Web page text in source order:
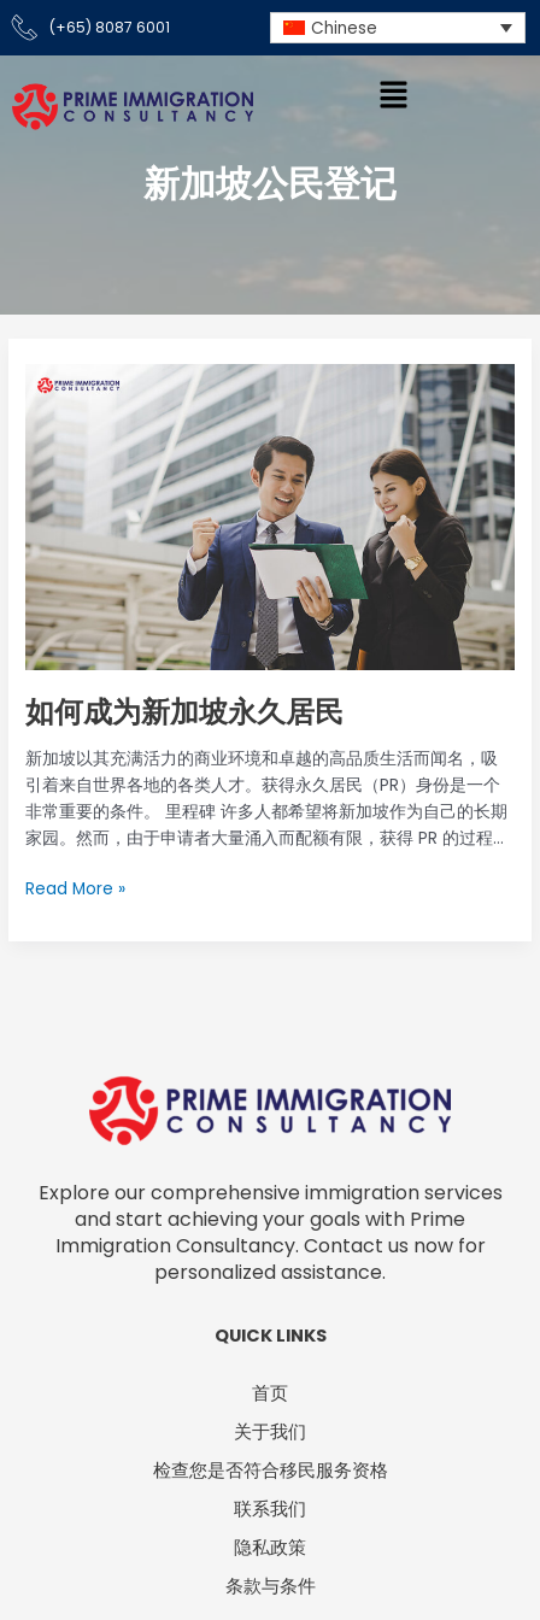
Skip
to
(+65) 8087 6001 Chinese
新加坡公民登记
如何成为新加坡永久居民
新加坡以其充满活力的商业环境和卓越的高品质生活而闻名，吸
引着来自世界各地的各类人才。获得永久居民（PR）身份是一个
非常重要的条件。 里程碑 许多人都希望将新加坡作为自己的长期
家园。然而，由于申请者大量涌入而配额有限，获得 PR 的过程可
加坡永久居民身份。鉴于需求量大，移民与关卡局（ICA）会仔细
的护照、个人就业准证（PEP）或 EntrePass 持有者身份，并从事
专业、管理、行政或技术工作，那么该计划很可能适用于您。据
业内人士估计，超过 95% 的专业人士通过这一途径成功获得了
准证 (PEP) 或 EntrePass 目前在新加坡就业 持有当前工作通行证
至少六个月（通常需要提供过去六个月的工资证明文件） 2.全球
投资者计划 全球投资者计划（GIP）旨在吸引有意在新加坡创业、
投资或参与政府批准的投资基金的高净值外国企业家、企业主和
管理人员。 申请人必须从以下投资方案中选择一项，才能获得资
1,000 万新元。 雇用至少 30 名员工，其中至少一半为新加坡公
基金投资 投资至少 2500 万新元，重点投资新加坡公司。 方案
C：家族办公室 在新加坡设立单个家族办公室，管理至少 […]
何
为
新
加
坡
久
居
民
Read More »
Explore our comprehensive immigration services
and start achieving your goals with Prime
Immigration Consultancy. Contact us now for
personalized assistance.
QUICK LINKS
首页
关于我们
检查您是否符合移民服务资格
联系我们
隐私政策
条款与条件